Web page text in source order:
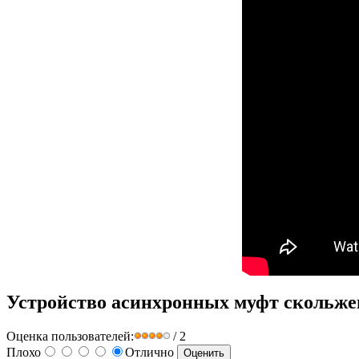
Устройство асинхронных муфт
Оценка пользователей:
/ 2
Плохо
Отлично